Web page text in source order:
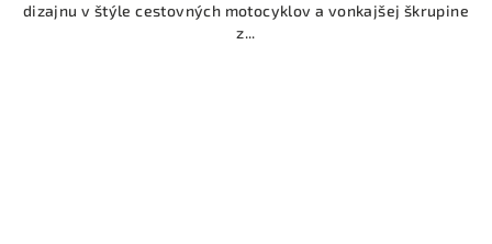
dizajnu v štýle cestovných motocyklov a vonkajšej škrupine
z...